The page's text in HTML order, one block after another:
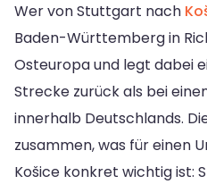
Wer von Stuttgart nach
Baden-Württemberg in
Osteuropa und legt dabei
Strecke zurück als bei
innerhalb Deutschlands.
zusammen, was für einen
Košice konkret wichtig ist: